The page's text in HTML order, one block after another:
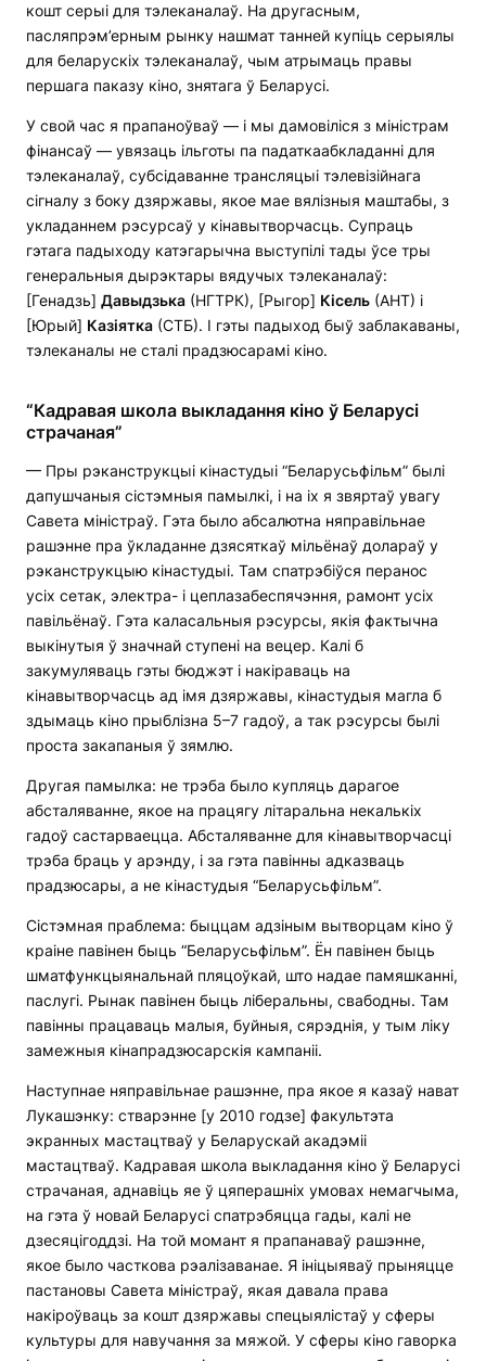
кошт серыі для тэлеканалаў. На другасным,
пасляпрэм’ерным рынку нашмат танней купіць серыялы
для беларускіх тэлеканалаў, чым атрымаць правы
першага паказу кіно, знятага ў Беларусі.
У свой час я прапаноўваў — і мы дамовіліся з міністрам
фінансаў — увязаць ільготы па падаткаабкладанні для
тэлеканалаў, субсідаванне трансляцыі тэлевізійнага
сігналу з боку дзяржавы, якое мае вялізныя маштабы, з
укладаннем рэсурсаў у кінавытворчасць. Супраць
гэтага падыходу катэгарычна выступілі тады ўсе тры
генеральныя дырэктары вядучых тэлеканалаў:
[Генадзь] Давыдзька (НГТРК), [Рыгор] Кісель (АНТ) і
[Юрый] Казіятка (СТБ). І гэты падыход быў заблакаваны,
тэлеканалы не сталі прадзюсарамі кіно.
“Кадравая школа выкладання кіно ў Беларусі
страчаная”
— Пры рэканструкцыі кінастудыі “Беларусьфільм” былі
дапушчаныя сістэмныя памылкі, і на іх я звяртаў увагу
Савета міністраў. Гэта было абсалютна няправільнае
рашэнне пра ўкладанне дзясяткаў мільёнаў долараў у
рэканструкцыю кінастудыі. Там спатрэбіўся перанос
усіх сетак, электра- і цеплазабеспячэння, рамонт усіх
павільёнаў. Гэта каласальныя рэсурсы, якія фактычна
выкінутыя ў значнай ступені на вецер. Калі б
закумуляваць гэты бюджэт і накіраваць на
кінавытворчасць ад імя дзяржавы, кінастудыя магла б
здымаць кіно прыблізна 5–7 гадоў, а так рэсурсы былі
проста закапаныя ў зямлю.
Другая памылка: не трэба было купляць дарагое
абсталяванне, якое на працягу літаральна некалькіх
гадоў састарваецца. Абсталяванне для кінавытворчасці
трэба браць у арэнду, і за гэта павінны адказваць
прадзюсары, а не кінастудыя “Беларусьфільм”.
Сістэмная праблема: быццам адзіным вытворцам кіно ў
краіне павінен быць “Беларусьфільм”. Ён павінен быць
шматфункцыянальнай пляцоўкай, што надае памяшканні,
паслугі. Рынак павінен быць ліберальны, свабодны. Там
павінны працаваць малыя, буйныя, сярэднія, у тым ліку
замежныя кінапрадзюсарскія кампаніі.
Наступнае няправільнае рашэнне, пра якое я казаў нават
Лукашэнку: стварэнне [у 2010 годзе] факультэта
экранных мастацтваў у Беларускай акадэміі
мастацтваў. Кадравая школа выкладання кіно ў Беларусі
страчаная, аднавіць яе ў цяперашніх умовах немагчыма,
на гэта ў новай Беларусі спатрэбяцца гады, калі не
дзесяцігоддзі. На той момант я прапанаваў рашэнне,
якое было часткова рэалізаванае. Я ініцыяваў прыняцце
пастановы Савета міністраў, якая давала права
накіроўваць за кошт дзяржавы спецыялістаў у сферы
культуры для навучання за мяжой. У сферы кіно гаворка